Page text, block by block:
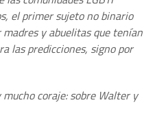
el primer sujeto no binario
y abuelitas que tenían
las predicciones, signo por
coraje: sobre Walter y